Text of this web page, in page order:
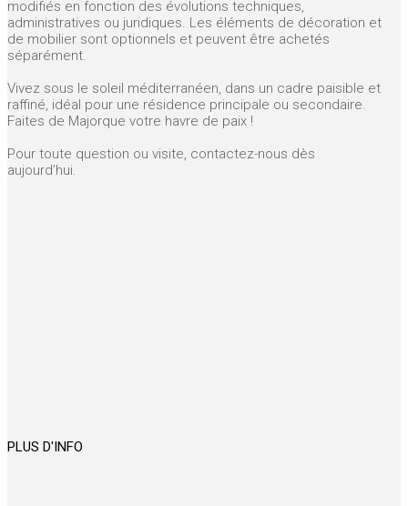
modifiés en fonction des évolutions techniques,
administratives ou juridiques. Les éléments de décoration et
de mobilier sont optionnels et peuvent être achetés
séparément.
Vivez sous le soleil méditerranéen, dans un cadre paisible et
raffiné, idéal pour une résidence principale ou secondaire.
Faites de Majorque votre havre de paix !
Pour toute question ou visite, contactez-nous dès
aujourd’hui.
PLUS D'INFO